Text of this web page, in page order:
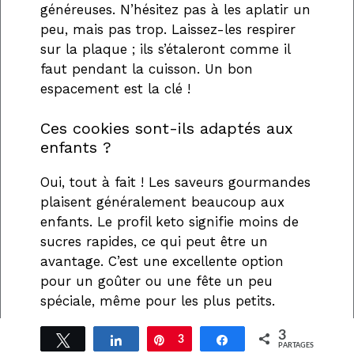
généreuses. N’hésitez pas à les aplatir un
peu, mais pas trop. Laissez-les respirer
sur la plaque ; ils s’étaleront comme il
faut pendant la cuisson. Un bon
espacement est la clé !
Ces cookies sont-ils adaptés aux
enfants ?
Oui, tout à fait ! Les saveurs gourmandes
plaisent généralement beaucoup aux
enfants. Le profil keto signifie moins de
sucres rapides, ce qui peut être un
avantage. C’est une excellente option
pour un goûter ou une fête un peu
spéciale, même pour les plus petits.
Partagez votre expérience
Tweetez Partagez Épingle
3 Partagez3
PARTAGES